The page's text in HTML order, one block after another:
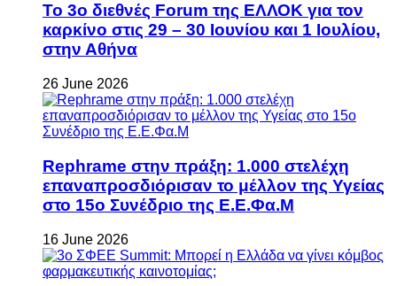
Το 3ο διεθνές Forum της ΕΛΛΟΚ για τον
καρκίνο στις 29 – 30 Ιουνίου και 1 Ιουλίου,
στην Αθήνα
26 June 2026
Rephrame στην πράξη: 1.000 στελέχη
επαναπροσδιόρισαν το μέλλον της Υγείας
στο 15ο Συνέδριο της Ε.Ε.Φα.Μ
16 June 2026